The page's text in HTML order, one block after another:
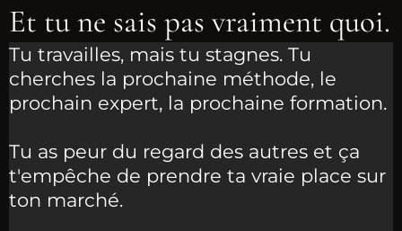
Et tu ne sais pas vraiment quoi.
Tu travailles, mais tu stagnes. Tu
cherches la prochaine méthode, le
prochain expert, la prochaine formation.
Tu as peur du regard des autres et ça
t'empêche de prendre ta vraie place sur
ton marché.